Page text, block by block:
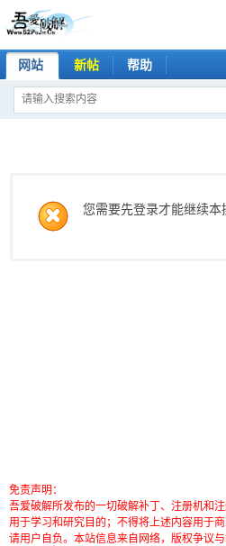
网站 新帖 帮助
您需要先登录才能继续本
免责声明：
吾爱破解所发布的一切破解补丁、注册机和
用于学习和研究目的；不得将上述内容用于
请用户自负。本站信息来自网络，版权争议